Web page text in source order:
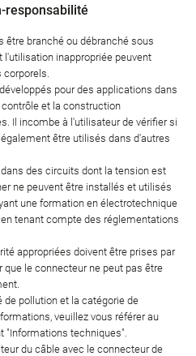
responsabilité
être branché ou débranché sous
l'utilisation inappropriée peuvent
pour des applications dans
contrôle et la construction
Il incombe à l'utilisateur de vérifier si
être utilisés dans d'autres
des circuits dont la tension est
ne peuvent être installés et utilisés
une formation en électrotechnique
tenant compte des réglementations
appropriées doivent être prises par
que le connecteur ne peut pas être
de pollution et la catégorie de
veuillez vous référer au
"Informations techniques".
du câble avec le connecteur de